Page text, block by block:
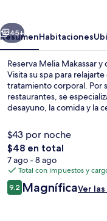
Siguiente
45+
ResumenHabitaciones
Reserva Melia Makassar
Visita su spa para
tratamiento corporal. Por
restaurantes, se
desayuno, la comida y la
la alberca y su sala de
$43 por noche
El
precio
total
es
de
$48 en total
7 ago - 8 ago
Total con impuestos y
Opiniones
9.29.2 de 10,
MagníficaVer